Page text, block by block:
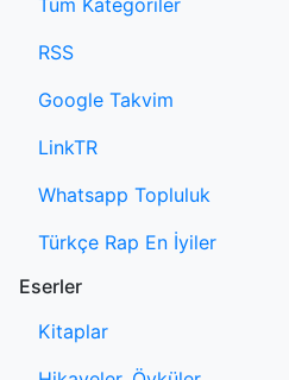
Tüm Kategoriler
RSS
Google Takvim
LinkTR
Whatsapp Topluluk
Türkçe Rap En İyiler
Eserler
Kitaplar